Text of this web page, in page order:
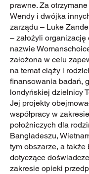
prawne. Za
Wendy i dwójka
zarządu – Luke
– założyli
nazwie
założona w celu
na temat ciąży i
finansowania badań,
londyńskiej dzielnicy
Jej projekty
współpracy w
położniczych dla
Bangladeszu,
tym obszarze, a także
dotyczące
zakresie opieki